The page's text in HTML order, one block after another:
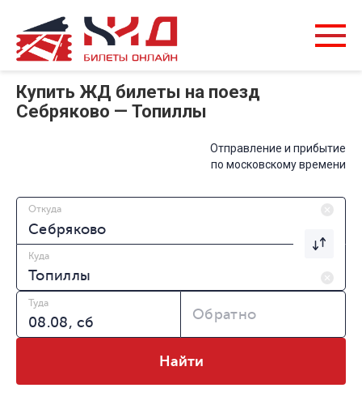
Купить ЖД билеты на поезд
Себряково — Топиллы
Отправление и прибытие
по московскому времени
Откуда
Куда
Туда
Обратно
Найти